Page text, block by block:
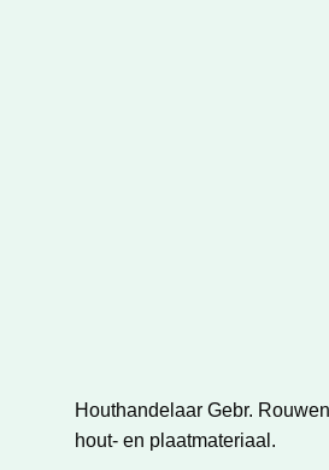
Houthandelaar Gebr.
hout- en plaatmateriaal.